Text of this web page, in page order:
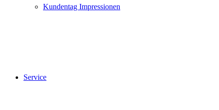
Kundentag Impressionen
Service